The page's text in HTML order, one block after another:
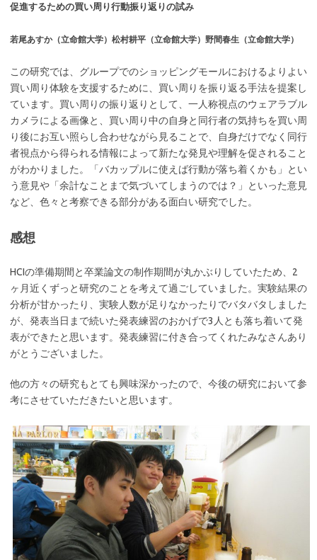
促進するための買い周り行動振り返りの試み
若尾あすか（立命館大学）松村耕平（立命館大学）野間春生（立命館大学）
この研究では、グループでのショッピングモールにおけるよりよい
買い周り体験を支援するために、買い周りを振り返る手法を提案し
ています。買い周りの振り返りとして、一人称視点のウェアラブル
カメラによる画像と、買い周り中の自身と同行者の気持ちを買い周
り後にお互い照らし合わせながら見ることで、自身だけでなく同行
者視点から得られる情報によって新たな発見や理解を促されること
がわかりました。「バカップルに使えば行動が落ち着くかも」とい
う意見や「余計なことまで気づいてしまうのでは？」といった意見
など、色々と考察できる部分がある面白い研究でした。
感想
HCIの準備期間と卒業論文の制作期間が丸かぶりしていたため、2
ヶ月近くずっと研究のことを考えて過ごしていました。実験結果の
分析が甘かったり、実験人数が足りなかったりでバタバタしました
が、発表当日まで続いた発表練習のおかげで3人とも落ち着いて発
表ができたと思います。発表練習に付き合ってくれたみなさんあり
がとうございました。
他の方々の研究もとても興味深かったので、今後の研究において参
考にさせていただきたいと思います。